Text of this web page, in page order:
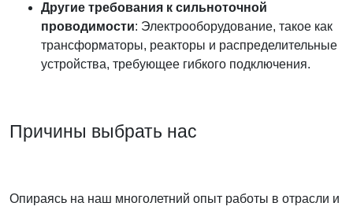
Другие требования к сильноточной
проводимости: Электрооборудование, такое как
трансформаторы, реакторы и распределительные
устройства, требующее гибкого подключения.
Причины выбрать нас
Опираясь на наш многолетний опыт работы в отрасли и